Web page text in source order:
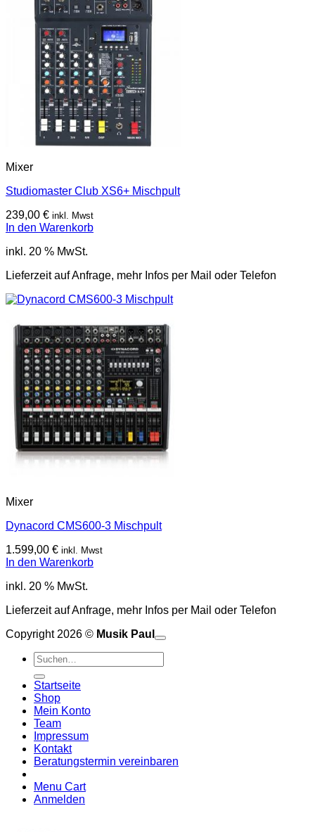
Mixer
Studiomaster Club XS6+ Mischpult
239,00 € inkl. Mwst
In den Warenkorb
inkl. 20 % MwSt.
Lieferzeit auf Anfrage, mehr Infos per Mail oder Telefon
Mixer
Dynacord CMS600-3 Mischpult
1.599,00 € inkl. Mwst
In den Warenkorb
inkl. 20 % MwSt.
Lieferzeit auf Anfrage, mehr Infos per Mail oder Telefon
Copyright 2026 © Musik Paul
Suchen
nach:
Startseite
Shop
Mein Konto
Team
Impressum
Kontakt
Beratungstermin vereinbaren
Menu Cart
Anmelden